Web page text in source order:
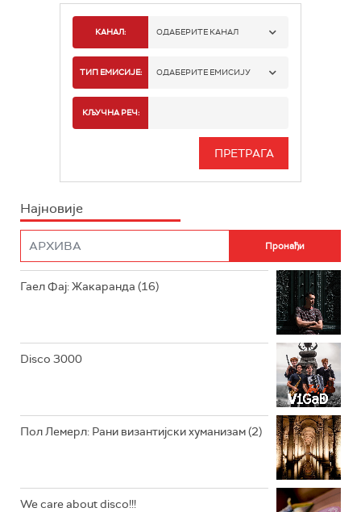
КАНАЛ: ОДАБЕРИТЕ КАНАЛ
РАДИО БЕОГРАД 1
РАДИО БЕОГРАД 3
РАДИО РОКЕНРОЛЕР
РАДИО ЏЕЗЕР
ТИП ЕМИСИЈЕ: ОДАБЕРИТЕ ЕМИСИЈУ
ИНФО
КЉУЧНА РЕЧ:
Најновије
Гаел Фај: Жакаранда (16)
Disco 3000
Пол Лемерл: Рани византијски хуманизам (2)
We care about disco!!!